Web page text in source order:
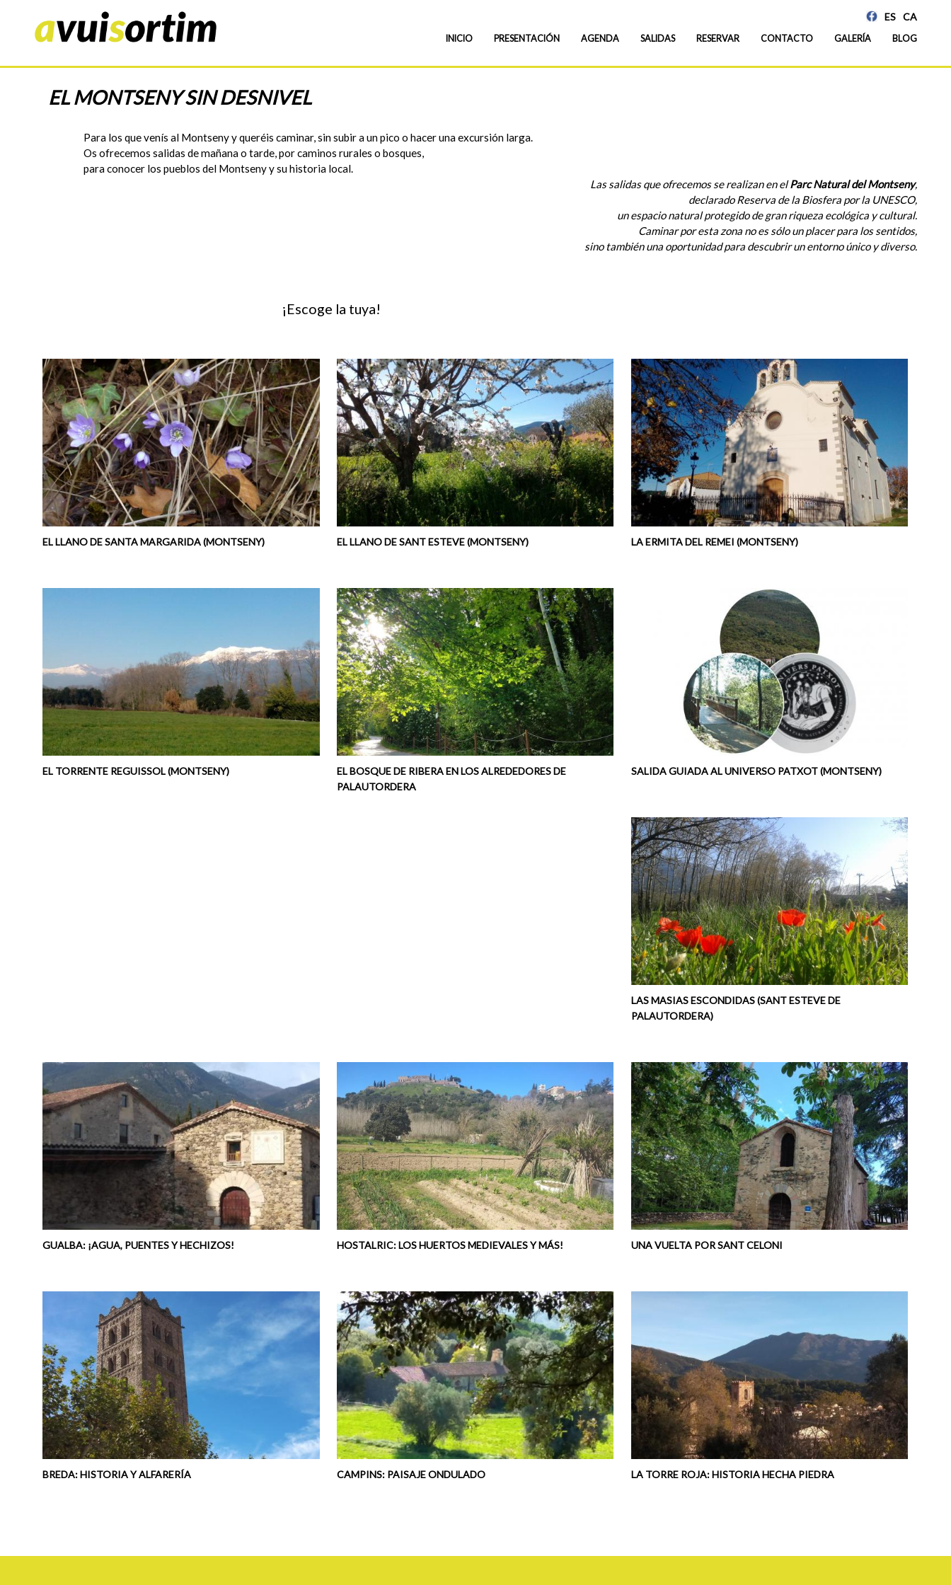
CA
ES
INICIO PRESENTACIÓN AGENDA SALIDAS RESERVAR CONTACTO GALERÍA BLOG
EL MONTSENY SIN DESNIVEL
Para los que venís al Montseny y queréis caminar, sin subir a un pico o hacer una excursión larga.
Os ofrecemos salidas de mañana o tarde, por caminos rurales o bosques,
para conocer los pueblos del Montseny y su historia local.
Las salidas que ofrecemos se realizan en elParc Natural del Montseny,
declarado Reserva de la Biosfera por la UNESCO,
un espacio natural protegidode gran riqueza ecológica y cultural.
Caminar por esta zona no es sóloun placer para los sentidos,
sino también una oportunidad para descubrir un entorno único y diverso.
¡Escoge la tuya!
EL LLANO DE SANTA MARGARIDA (MONTSENY) EL LLANO DE SANT ESTEVE (MONTSENY) LA ERMITA DEL REMEI (MONTSENY)
EL TORRENTE REGUISSOL (MONTSENY)
EL BOSQUE DE RIBERA EN LOS ALREDEDORES DE
PALAUTORDERA
SALIDA GUIADA AL UNIVERSO PATXOT (MONTSENY)
LAS MASIAS ESCONDIDAS (SANT ESTEVE DE
PALAUTORDERA)
GUALBA: ¡AGUA, PUENTES Y HECHIZOS! HOSTALRIC: LOS HUERTOS MEDIEVALES Y MÁS! UNA VUELTA POR SANT CELONI
BREDA: HISTORIA Y ALFARERÍA CAMPINS: PAISAJE ONDULADO LA TORRE ROJA: HISTORIA HECHA PIEDRA